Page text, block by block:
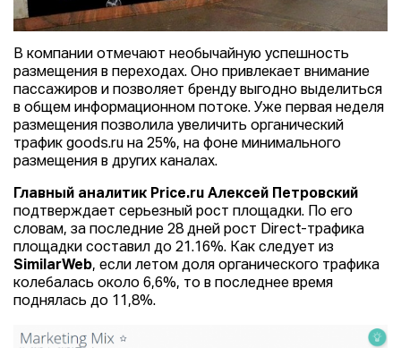
В компании отмечают необычайную успешность
размещения в переходах. Оно привлекает внимание
пассажиров и позволяет бренду выгодно выделиться
в общем информационном потоке. Уже первая неделя
размещения позволила увеличить органический
трафик goods.ru на 25%, на фоне минимального
размещения в других каналах.
Главный аналитик Price.ru Алексей Петровский
подтверждает серьезный рост площадки. По его
словам, за последние 28 дней рост Direct-трафика
площадки составил до 21.16%. Как следует из
SimilarWeb, если летом доля органического трафика
колебалась около 6,6%, то в последнее время
поднялась до 11,8%.